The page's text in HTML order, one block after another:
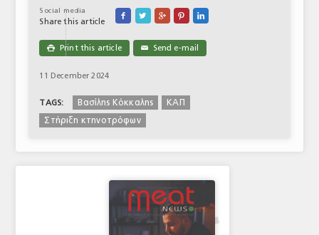
Social media
Share this article
    
 Print this article ✉ Send e-mail
11 December 2024
TAGS: Βασίλης Κόκκαλης
ΚΑΠ
Στήριξη κτηνοτρόφων